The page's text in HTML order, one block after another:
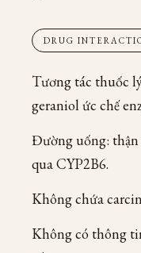
DRUG
Tương tác thuốc
geraniol ức chế
Đường uống:
qua CYP2B6.
Không chứa
Không có thông